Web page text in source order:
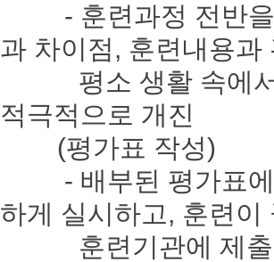
- 훈련과정 전반을
과 차이점, 훈련내용과
평소 생활 속에서
적극적으로 개진
(평가표 작성)
- 배부된 평가표에
하게 실시하고, 훈련이
훈련기관에 제출